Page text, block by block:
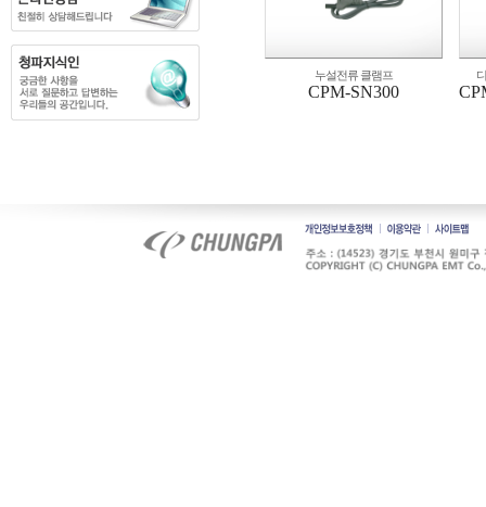
누설전류 클램프
CPM-SN300